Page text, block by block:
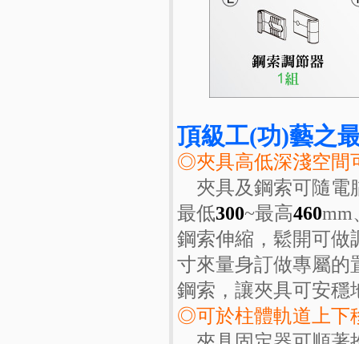
頂級工(功)藝之
◎夾具高低深淺空間
夾具及鋼索可隨電
最低300~最高460mm
鋼索伸縮，鬆開可做
寸來量身訂做專屬的
鋼索，讓夾具可安穩
◎可於柱體軌道上下